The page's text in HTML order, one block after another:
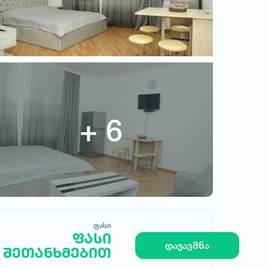
საოჯახო სასტუმრო ბორჯომი
ფასი
ფასი შეთანხმებით
ფასი
ფასი
შეთანხმებით
დაჯავშნა